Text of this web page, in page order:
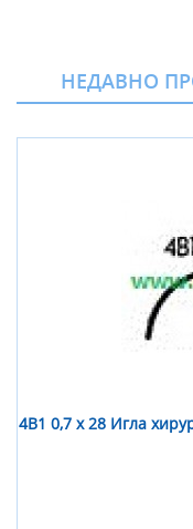
НЕДАВНО
4В1 0,7 х 28 Игла